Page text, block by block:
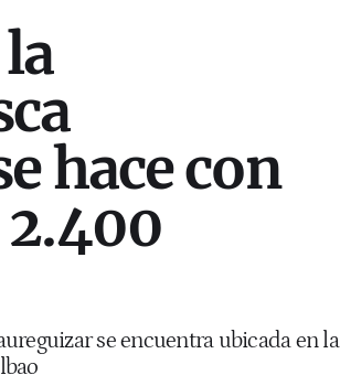
hace con
se encuentra ubicada en la